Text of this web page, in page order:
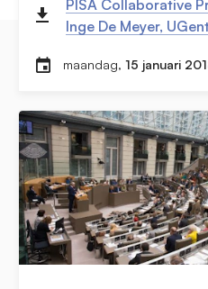
PISA Collaborative
Inge De Meyer,
maandag, 15 januari